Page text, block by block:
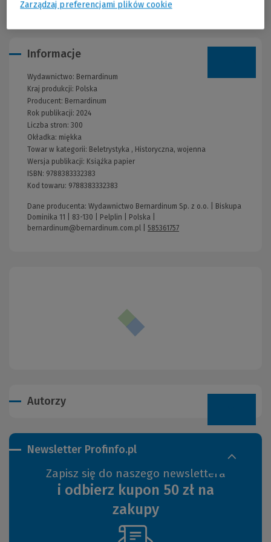
Informacje
Wydawnictwo: Bernardinum
Kraj produkcji: Polska
Producent: Bernardinum
Rok publikacji: 2024
Liczba stron: 300
Okładka: miękka
Towar w kategorii: Beletrystyka , Historyczna, wojenna
Wersja publikacji: Książka papier
ISBN: 9788383332383
Kod towaru: 9788383332383
Dane producenta: Wydawnictwo Bernardinum Sp. z o.o. | Biskupa
Dominika 11 | 83-130 | Pelplin | Polska |
bernardinum@bernardinum.com.pl
585361757
Autorzy
Newsletter Profinfo.pl
Zapisz się do naszego newslettera
i odbierz kupon 50 zł na
zakupy
Zarządzaj preferencjami plików cookie